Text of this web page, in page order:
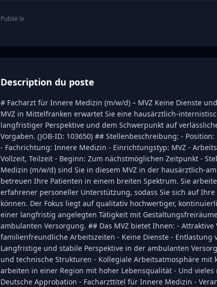
Publié le
Description du poste
# Facharzt für Innere Medizin (m/w/d) – MVZ Keine Dienste
MVZ in Mittelfranken erwartet Sie eine hausärztlich-
langfristiger Perspektive und dem Schwerpunkt auf
Vorgaben. (JOB-ID: 103650) ## Stellenbeschreibung: -
- Fachrichtung: Innere Medizin - Einrichtungstyp: MVZ -
Vollzeit, Teilzeit - Beginn: Zum nächstmöglichen Zeitpunkt -
Medizin (m/w/d) sind Sie in diesem MVZ in der hausärztlich-
betreuen Ihre Patienten in einem breiten Spektrum. Sie
erfahrener personeller Unterstützung, sodass Sie sich auf
können. Der Fokus liegt auf qualitativ hochwertiger,
einer langfristig angelegten Tätigkeit mit
ambulanten Versorgung. ## Das MVZ bietet Ihnen: -
familienfreundliche Arbeitszeiten - Keine Dienste - Entlastung
Langfristige und stabile Perspektive in der ambulanten
und technische Strukturen - Kollegiale Arbeitsatmosphäre mit
arbeiten in einer Region mit hoher Lebensqualität - Und
Deutsche Approbation - Facharzttitel für Innere Medizin -